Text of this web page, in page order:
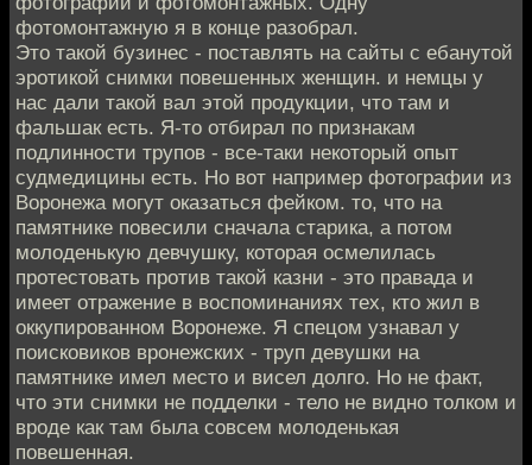
фотомонтажную я в конце разобрал.
Это такой бузинес - поставлять на сайты с ебанутой
эротикой снимки повешенных женщин. и немцы у
нас дали такой вал этой продукции, что там и
фальшак есть. Я-то отбирал по признакам
подлинности трупов - все-таки некоторый опыт
судмедицины есть. Но вот например фотографии из
Воронежа могут оказаться фейком. то, что на
памятнике повесили сначала старика, а потом
молоденькую девчушку, которая осмелилась
протестовать против такой казни - это правада и
имеет отражение в воспоминаниях тех, кто жил в
оккупированном Воронеже. Я спецом узнавал у
поисковиков вронежских - труп девушки на
памятнике имел место и висел долго. Но не факт,
что эти снимки не подделки - тело не видно толком и
вроде как там была совсем молоденькая
повешенная.